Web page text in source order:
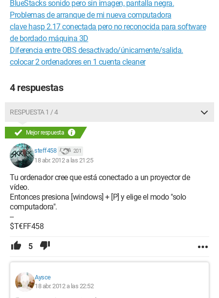
BlueStacks sonido pero sin imagen, pantalla negra.
Problemas de arranque de mi nueva computadora
clave hasp 2.17 conectada pero no reconocida para software
de bordado máquina 3D
Diferencia entre OBS desactivado/únicamente/salida.
colocar 2 ordenadores en 1 cuenta cleaner
4 respuestas
RESPUESTA 1 / 4
Mejor respuesta
steff458 201
18 abr. 2012 a las 21:25
Tu ordenador cree que está conectado a un proyector de
vídeo.
Entonces presiona [windows] + [P] y elige el modo "solo
computadora".
--
$T€FF458
5
Aysce
18 abr. 2012 a las 22:52